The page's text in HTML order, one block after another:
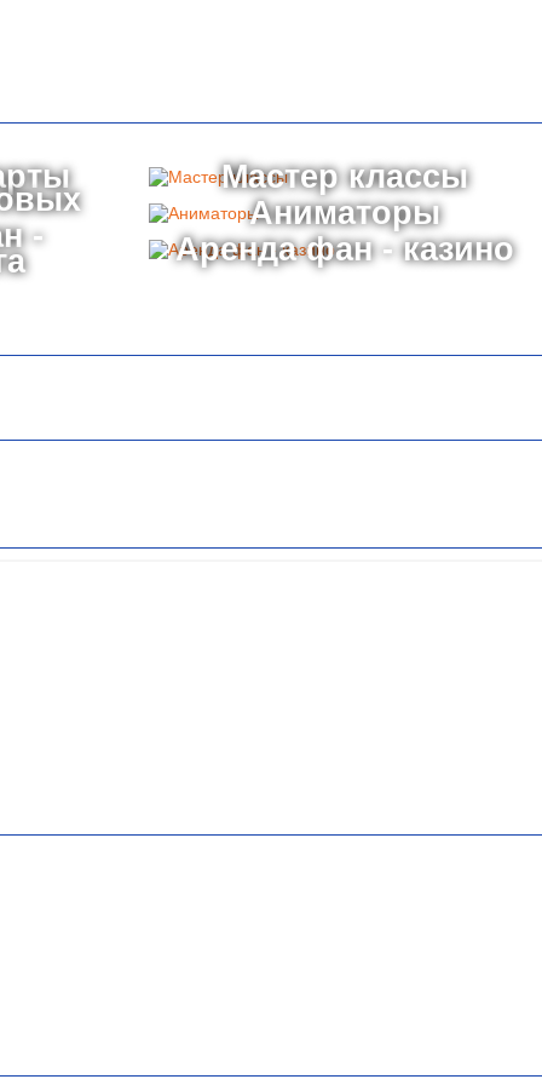
Мастер классы
Аниматоры
- Аренда фан - казино